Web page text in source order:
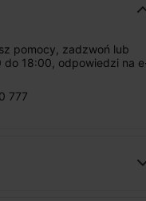
pomocy, zadzwoń lub
do 18:00, odpowiedzi na
777